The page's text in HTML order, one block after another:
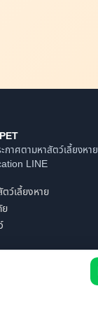
กาศตามหาสัตว์เลี้ยงหาย
LINE
ว์เลี้ยงหาย